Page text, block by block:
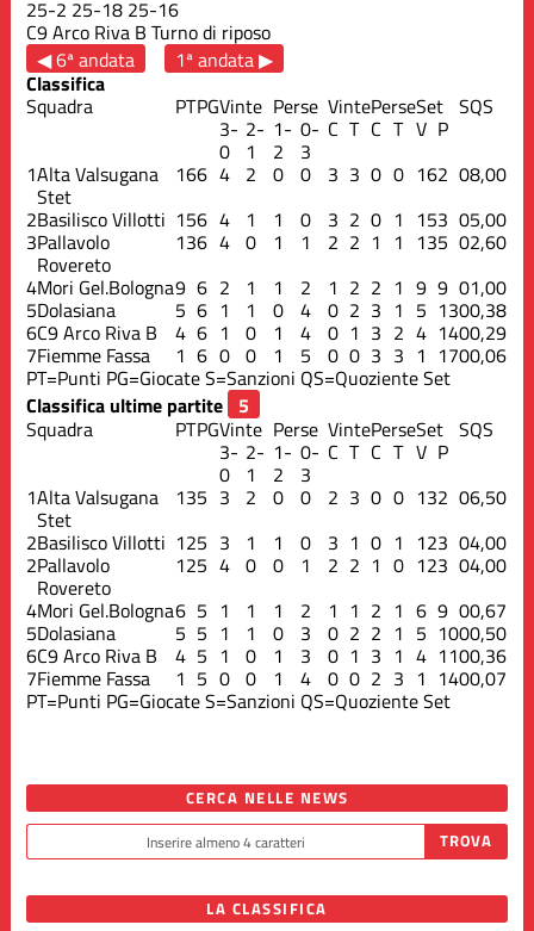
25-2 25-18 25-16
C9 Arco Riva B Turno di riposo
◀ 6ª andata
1ª andata ▶
Classifica
Squadra PTPGVinte Perse VintePerseSet SQS
3-
0
2-
1
1-
2
0-
3
C T C T V P
1Alta Valsugana
Stet
166 4 2 0 0 3 3 0 0 162 08,00
2Basilisco Villotti 156 4 1 1 0 3 2 0 1 153 05,00
3Pallavolo
Rovereto
136 4 0 1 1 2 2 1 1 135 02,60
4Mori Gel.Bologna9 6 2 1 1 2 1 2 2 1 9 9 01,00
5Dolasiana 5 6 1 1 0 4 0 2 3 1 5 1300,38
6C9 Arco Riva B 4 6 1 0 1 4 0 1 3 2 4 1400,29
7Fiemme Fassa 1 6 0 0 1 5 0 0 3 3 1 1700,06
PT=Punti PG=GiocateS=Sanzioni QS=Quoziente Set
Classifica ultime partite
Squadra
PTPGVinte Perse VintePerseSet SQS
3-
0
2-
1
1-
2
0-
3
C T C T V P
1Alta Valsugana
Stet
135 3 2 0 0 2 3 0 0 132 06,50
2Basilisco Villotti 125 3 1 1 0 3 1 0 1 123 04,00
2Pallavolo
Rovereto
125 4 0 0 1 2 2 1 0 123 04,00
4Mori Gel.Bologna6 5 1 1 1 2 1 1 2 1 6 9 00,67
5Dolasiana 5 5 1 1 0 3 0 2 2 1 5 1000,50
6C9 Arco Riva B 4 5 1 0 1 3 0 1 3 1 4 1100,36
7Fiemme Fassa 1 5 0 0 1 4 0 0 2 3 1 1400,07
PT=Punti PG=GiocateS=Sanzioni QS=Quoziente Set
CERCA NELLE NEWS
LA CLASSIFICA